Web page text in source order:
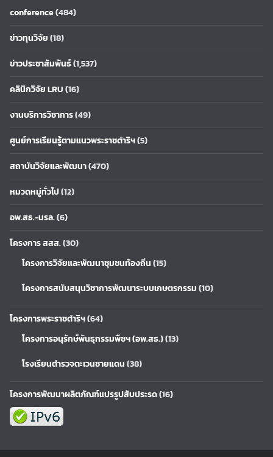
conference(484)
ข่าวทุนวิจัย(18)
ข่าวประชาสัมพันธ์(1,537)
คลินิกวิจัย LRU(16)
งานบริการวิชาการ(49)
ศูนย์การเรียนรู้ตามแนวพระราชดำริฯ(5)
สถาบันวิจัยและพัฒนา(470)
หมวดหมู่ทั่วไป(12)
อพ.สธ.-มรล.(6)
โครงการ สสส.(30)
โครงการวิจัยและพัฒนาชุมชนท้องถิ่น(15)
โครงการสนับสนุนวิชาการพัฒนาระบบเกษตรกรรม(10)
โครงการพระราชดำริฯ(64)
โครงการอนุรักษ์พันธุกรรมพืชฯ (อพ.สธ.)(13)
โรงเรียนตำรวจตะเวนชายแดน(38)
โครงการพัฒนาผลิตภัณฑ์แปรรูปสับประรด(16)